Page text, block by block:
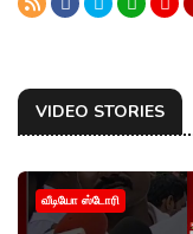
VIDEO STORIES
வீடியோ ஸ்டோரி